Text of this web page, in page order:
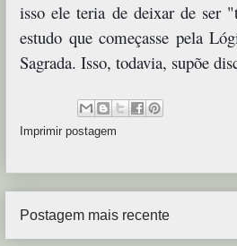
isso ele teria de deixar de ser
estudo que começasse pela
Sagrada. Isso, todavia, supõe
Imprimir postagem
Postagem mais recente